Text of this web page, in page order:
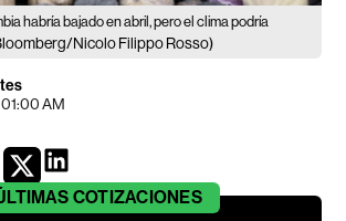
habría bajado en abril, pero el clima podría
Nicolo Filippo Rosso)
AM
COTIZACIONES